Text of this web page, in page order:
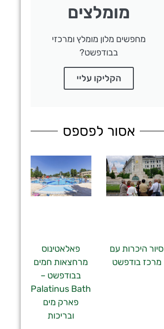
מומלצים
מחפשים מלון מומלץ ומרכזי
בבודפשט?
הקליקו עליי
אסור לפספס
סיור היכרות עם
מרכז בודפשט
פאלאטינוס
מרחצאות חמים
בבודפשט –
Palatinus Bath
פארק מים
ובריכות